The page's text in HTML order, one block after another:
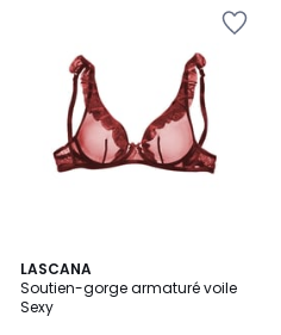
LASCANA
Soutien-gorge armaturé voile
Sexy
4
/
5